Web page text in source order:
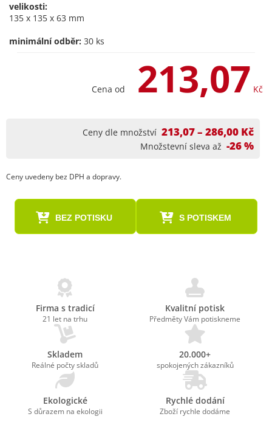
velikosti:
135 x 135 x 63 mm
minimální odběr: 30 ks
Cena od 213,07 Kč
Ceny dle množství 213,07 – 286,00 Kč
Množstevní sleva až -26 %
Ceny uvedeny bez DPH a dopravy.
BEZ POTISKU S POTISKEM
Firma s tradicí
21 let na trhu
Kvalitní potisk
Předměty Vám potiskneme
Skladem
Reálné počty skladů
20.000+
spokojených zákazníků
Ekologické
S důrazem na ekologii
Rychlé dodání
Zboží rychle dodáme